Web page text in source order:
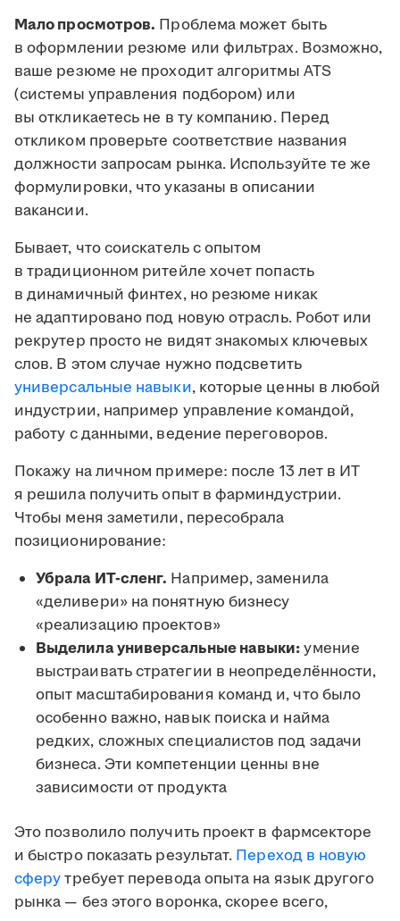
Мало просмотров. Проблема может быть
в оформлении резюме или фильтрах. Возможно,
ваше резюме не проходит алгоритмы ATS
(системы управления подбором) или
вы откликаетесь не в ту компанию. Перед
откликом проверьте соответствие названия
должности запросам рынка. Используйте те же
формулировки, что указаны в описании
вакансии.
Бывает, что соискатель с опытом
в традиционном ритейле хочет попасть
в динамичный финтех, но резюме никак
не адаптировано под новую отрасль. Робот или
рекрутер просто не видят знакомых ключевых
слов. В этом случае нужно подсветить
универсальные навыки, которые ценны в любой
индустрии, например управление командой,
работу с данными, ведение переговоров.
Покажу на личном примере: после 13 лет в ИТ
я решила получить опыт в фарминдустрии.
Чтобы меня заметили, пересобрала
позиционирование:
Убрала ИТ-сленг. Например, заменила
«деливери» на понятную бизнесу
«реализацию проектов»
Выделила универсальные навыки:умение
выстраивать стратегии в неопределённости,
опыт масштабирования команд и, что было
особенно важно, навык поиска и найма
редких, сложных специалистов под задачи
бизнеса. Эти компетенции ценны вне
зависимости от продукта
Это позволило получить проект в фармсекторе
и быстро показать результат. Переход в новую
сферутребует перевода опыта на язык другого
рынка — без этого воронка, скорее всего,